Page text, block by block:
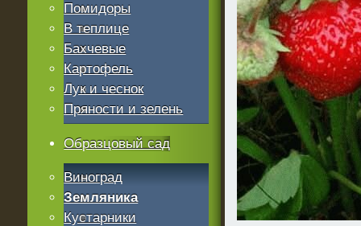
Помидоры
В теплице
Бахчевые
Картофель
Лук и чеснок
Пряности и зелень
Образцовый сад
Виноград
Земляника
Кустарники